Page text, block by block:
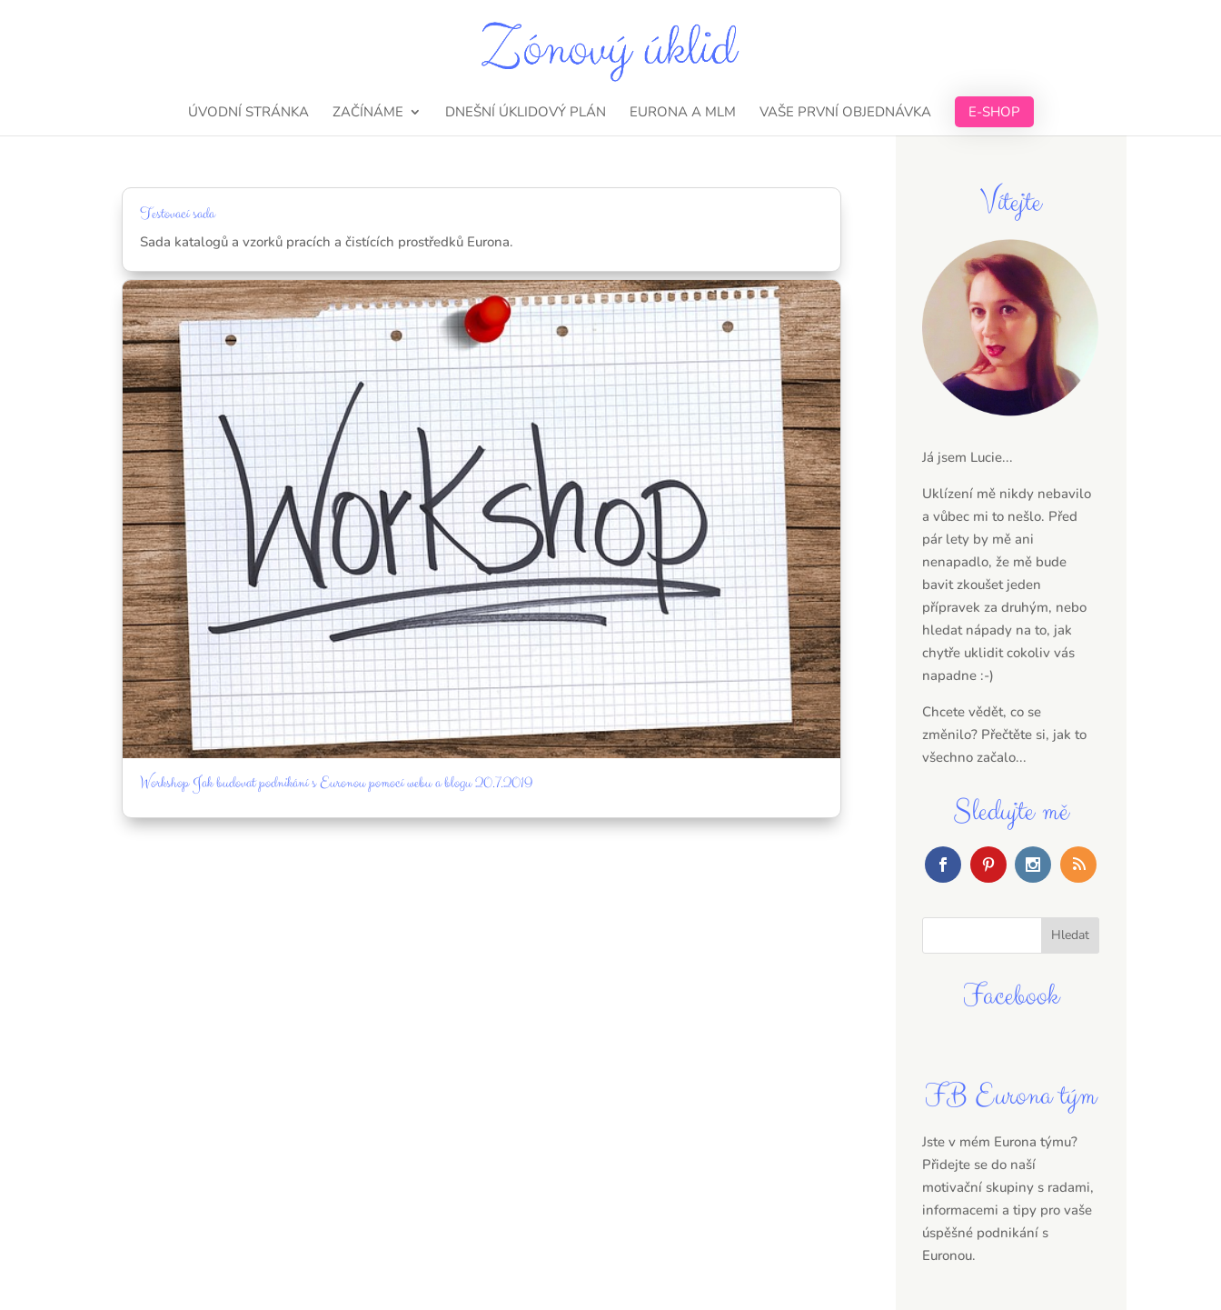
ÚVODNÍ STRÁNKA ZAČÍNÁME DNEŠNÍ ÚKLIDOVÝ PLÁN EURONA A MLM VAŠE PRVNÍ OBJEDNÁVKA E-SHOP
Testovací sada
Sada katalogů a vzorků pracích a čistících prostředků Eurona.
Workshop Jak budovat podnikání s Euronou pomocí webu a blogu 20.7.2019
Vítejte
Já jsem Lucie...
Uklízení mě nikdy nebavilo
a vůbec mi to nešlo. Před
pár lety by mě ani
nenapadlo, že mě bude
bavit zkoušet jeden
přípravek za druhým, nebo
hledat nápady na to, jak
chytře uklidit cokoliv vás
napadne :-)
Chcete vědět, co se
změnilo? Přečtěte si, jak to
všechno začalo...
Sledujte mě
Facebook
FB Eurona tým
Jste v mém Eurona týmu?
Přidejte se do naší
motivační skupiny s radami,
informacemi a tipy pro vaše
úspěšné podnikání s
Euronou.